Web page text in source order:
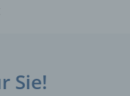
Sie!